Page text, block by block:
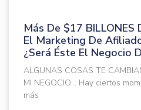
Más De $17 BILLONES
El Marketing De
¿Será Éste El Negocio
ALGUNAS COSAS TE
MI NEGOCIO… Hay ciertos
más